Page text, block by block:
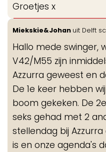
Groetjes x
Miekskie&Johan uit Delft
Hallo mede swinger,
V42/M55 zijn
Azzurra geweest en
De 1e keer hebben
boom gekeken. De
seks gehad met 2
stellendag bij
is en onze agenda's